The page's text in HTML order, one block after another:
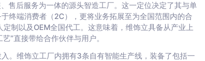
售后服务为一体的源头智造工厂。这一定位决定了其与单
终端消费者（2C），更将业务拓展至为全国范围内的合
制以及OEM全国代工。这意味着，维饰立具备从产业上
”直接带给合作伙伴与用户。
。维饰立工厂内拥有3条自有智能生产线，装备了包括一